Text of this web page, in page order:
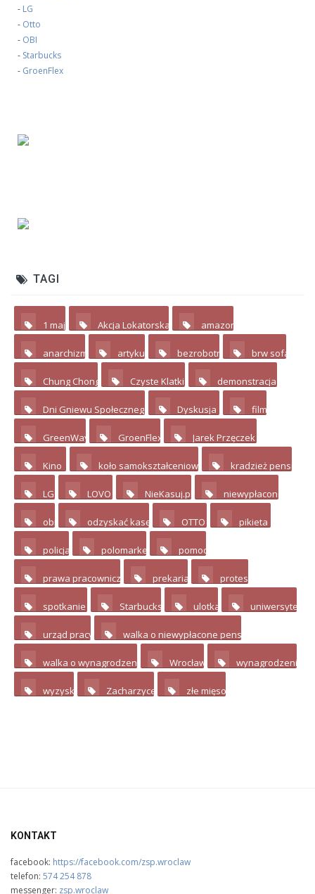
- LG
- Otto
- OBI
- Starbucks
- GroenFlex
TAGI
1 maj 2 Akcja Lokatorska 4 amazon
anarchizm 3 artykuł 7 bezrobotni 4 brw sofa
Chung Chong 3 Czyste Klatki 2 demonstracja
Dni Gniewu Społecznego 2 Dyskusja 11 film
GreenWay 4 GroenFlex 2 Jarek Przęczek
Kino 10 koło samokształceniowe 3 kradzież pensji
LG 3 LOVO 4 NieKasuj.pl 8 niewypłacone
obi 2 odzyskać kasę 2 OTTO 8 pikieta
policja 3 polomarket 2 pomoc
prawa pracownicze 4 prekariat 3 protest
spotkanie 14 Starbucks 2 ulotka 2 uniwersytet
urząd pracy 2 walka o niewypłacone pensje
walka o wynagrodzenie 4 Wrocław 3 wynagrodzenie
wyzysk 4 Zacharzyce 3 złe mięso
KONTAKT
facebook: https://facebook.com/zsp.wroclaw
telefon: 574 254 878
messenger: zsp.wroclaw